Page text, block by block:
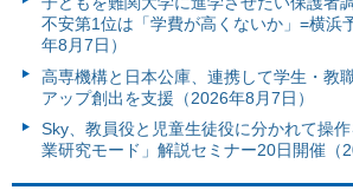
不安第1位は「学費が高くないか」=横浜
年8月7日）
高専機構と日本公庫、連携して学生・教
アップ創出を支援（2026年8月7日）
Sky、教員役と児童生徒役に分かれて操
業研究モード」解説セミナー20日開催（